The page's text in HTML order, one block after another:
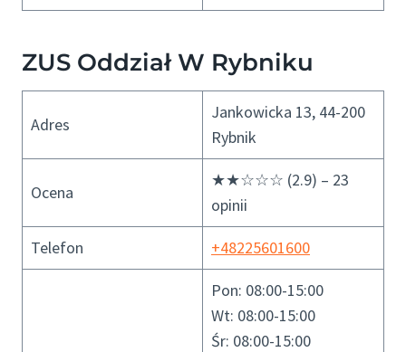
ZUS Oddział W Rybniku
Adres
Jankowicka 13, 44-200
Rybnik
Ocena
★★☆☆☆ (2.9) – 23
opinii
Telefon +48225601600
Pon: 08:00-15:00
Wt: 08:00-15:00
Śr: 08:00-15:00